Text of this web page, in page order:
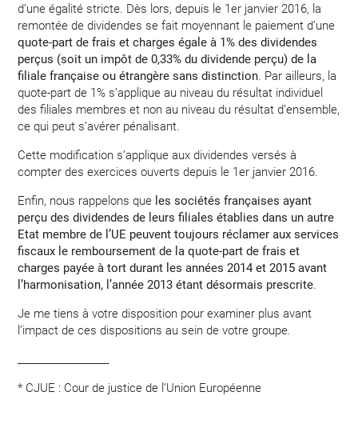
d’une égalité stricte. Dès lors, depuis le 1er janvier 2016, la
remontée de dividendes se fait moyennant le paiement d’une
quote-part de frais et charges égale à 1% des dividendes
perçus (soit un impôt de 0,33% du dividende perçu) de la
filiale française ou étrangère sans distinction. Par ailleurs, la
quote-part de 1% s’applique au niveau du résultat individuel
des filiales membres et non au niveau du résultat d’ensemble,
ce qui peut s’avérer pénalisant.
Cette modification s’applique aux dividendes versés à
compter des exercices ouverts depuis le 1er janvier 2016.
Enfin, nous rappelons que les sociétés françaises ayant
perçu des dividendes de leurs filiales établies dans un autre
Etat membre de l’UE peuvent toujours réclamer aux services
fiscaux le remboursement de la quote-part de frais et
charges payée à tort durant les années 2014 et 2015 avant
l’harmonisation, l’année 2013 étant désormais prescrite.
Je me tiens à votre disposition pour examiner plus avant
l’impact de ces dispositions au sein de votre groupe.
* CJUE : Cour de justice de l’Union Européenne